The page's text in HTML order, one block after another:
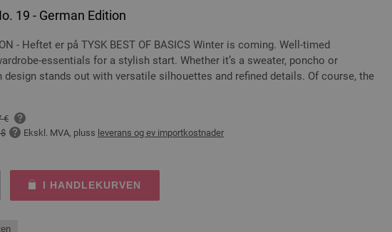
19 - German Edition
- Heftet er på TYSK BEST OF BASICS Winter is coming. Well-timed
essentials for a stylish start. Whether it’s a sweater, poncho or
design stands out with versatile silhouettes and refined details. Of course, the
€
Ekskl. MVA, pluss leverans og ev importkostnader
I HANDLEKURVEN